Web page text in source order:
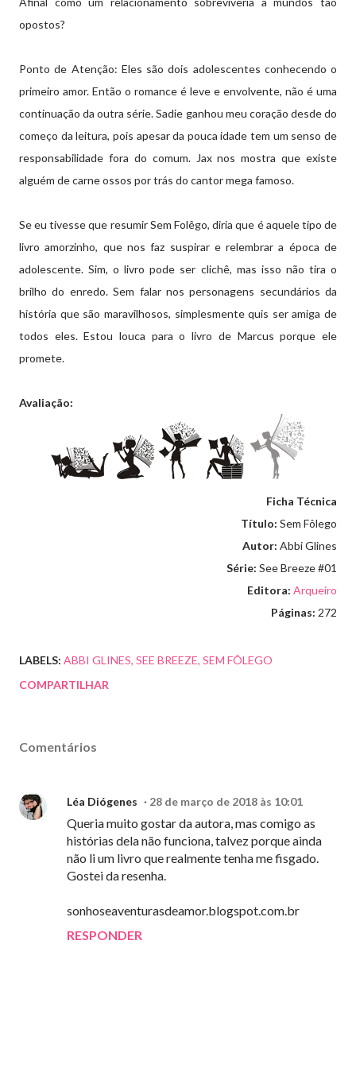
opostos?
Ponto de Atenção: Eles são dois adolescentes conhecendo o
primeiro amor. Então o romance é leve e envolvente, não é uma
continuação da outra série. Sadie ganhou meu coração desde do
começo da leitura, pois apesar da pouca idade tem um senso de
responsabilidade fora do comum. Jax nos mostra que existe
alguém de carne ossos por trás do cantor mega famoso.
Se eu tivesse que resumir Sem Folêgo, diria que é aquele tipo de
livro amorzinho, que nos faz suspirar e relembrar a época de
adolescente. Sim, o livro pode ser clichê, mas isso não tira o
brilho do enredo. Sem falar nos personagens secundários da
história que são maravilhosos, simplesmente quis ser amiga de
todos eles. Estou louca para o livro de Marcus porque ele
promete.
Avaliação:
Ficha Técnica
Título: Sem Fôlego
Autor: Abbi Glines
Série: See Breeze #01
Editora: Arqueiro
Páginas: 272
LABELS: ABBI GLINES SEE BREEZE SEM FÔLEGO
COMPARTILHAR
Comentários
Léa Diógenes 28 de março de 2018 às 10:01
Queria muito gostar da autora, mas comigo as
histórias dela não funciona, talvez porque ainda
não li um livro que realmente tenha me fisgado.
Gostei da resenha.
sonhoseaventurasdeamor.blogspot.com.br
RESPONDER